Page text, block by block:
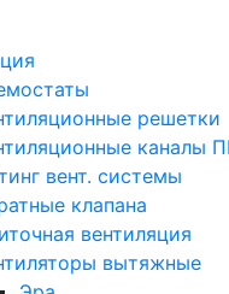
решетки
каналы
вент. системы
клапана
вентиляция
вытяжные